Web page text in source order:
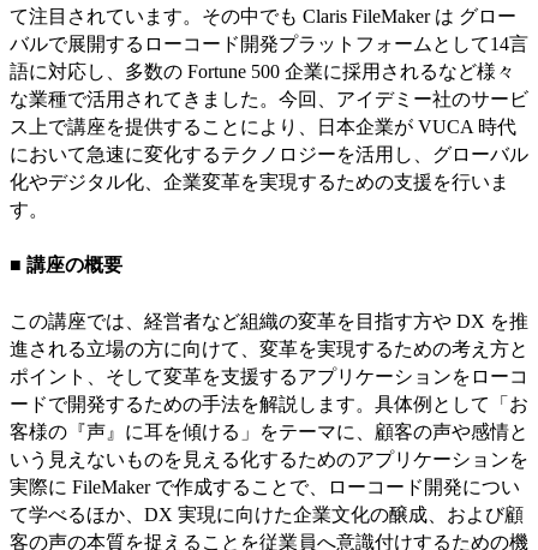
て注目されています。その中でも Claris FileMaker は グロー
バルで展開するローコード開発プラットフォームとして14言
語に対応し、多数の Fortune 500 企業に採用されるなど様々
な業種で活用されてきました。今回、アイデミー社のサービ
ス上で講座を提供することにより、日本企業が VUCA 時代
において急速に変化するテクノロジーを活用し、グローバル
化やデジタル化、企業変革を実現するための支援を行いま
す。
■ 講座の概要
この講座では、経営者など組織の変革を目指す方や DX を推
進される立場の方に向けて、変革を実現するための考え方と
ポイント、そして変革を支援するアプリケーションをローコ
ードで開発するための手法を解説します。具体例として「お
客様の『声』に耳を傾ける」をテーマに、顧客の声や感情と
いう見えないものを見える化するためのアプリケーションを
実際に FileMaker で作成することで、ローコード開発につい
て学べるほか、DX 実現に向けた企業文化の醸成、および顧
客の声の本質を捉えることを従業員へ意識付けするための機